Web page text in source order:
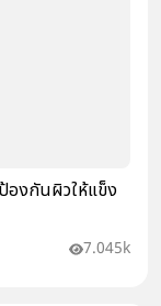
องกันผิวให้แข็ง
7.045k